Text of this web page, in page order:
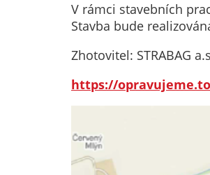
V rámci stavebních
Stavba bude
Zhotovitel: STRABAG
https://